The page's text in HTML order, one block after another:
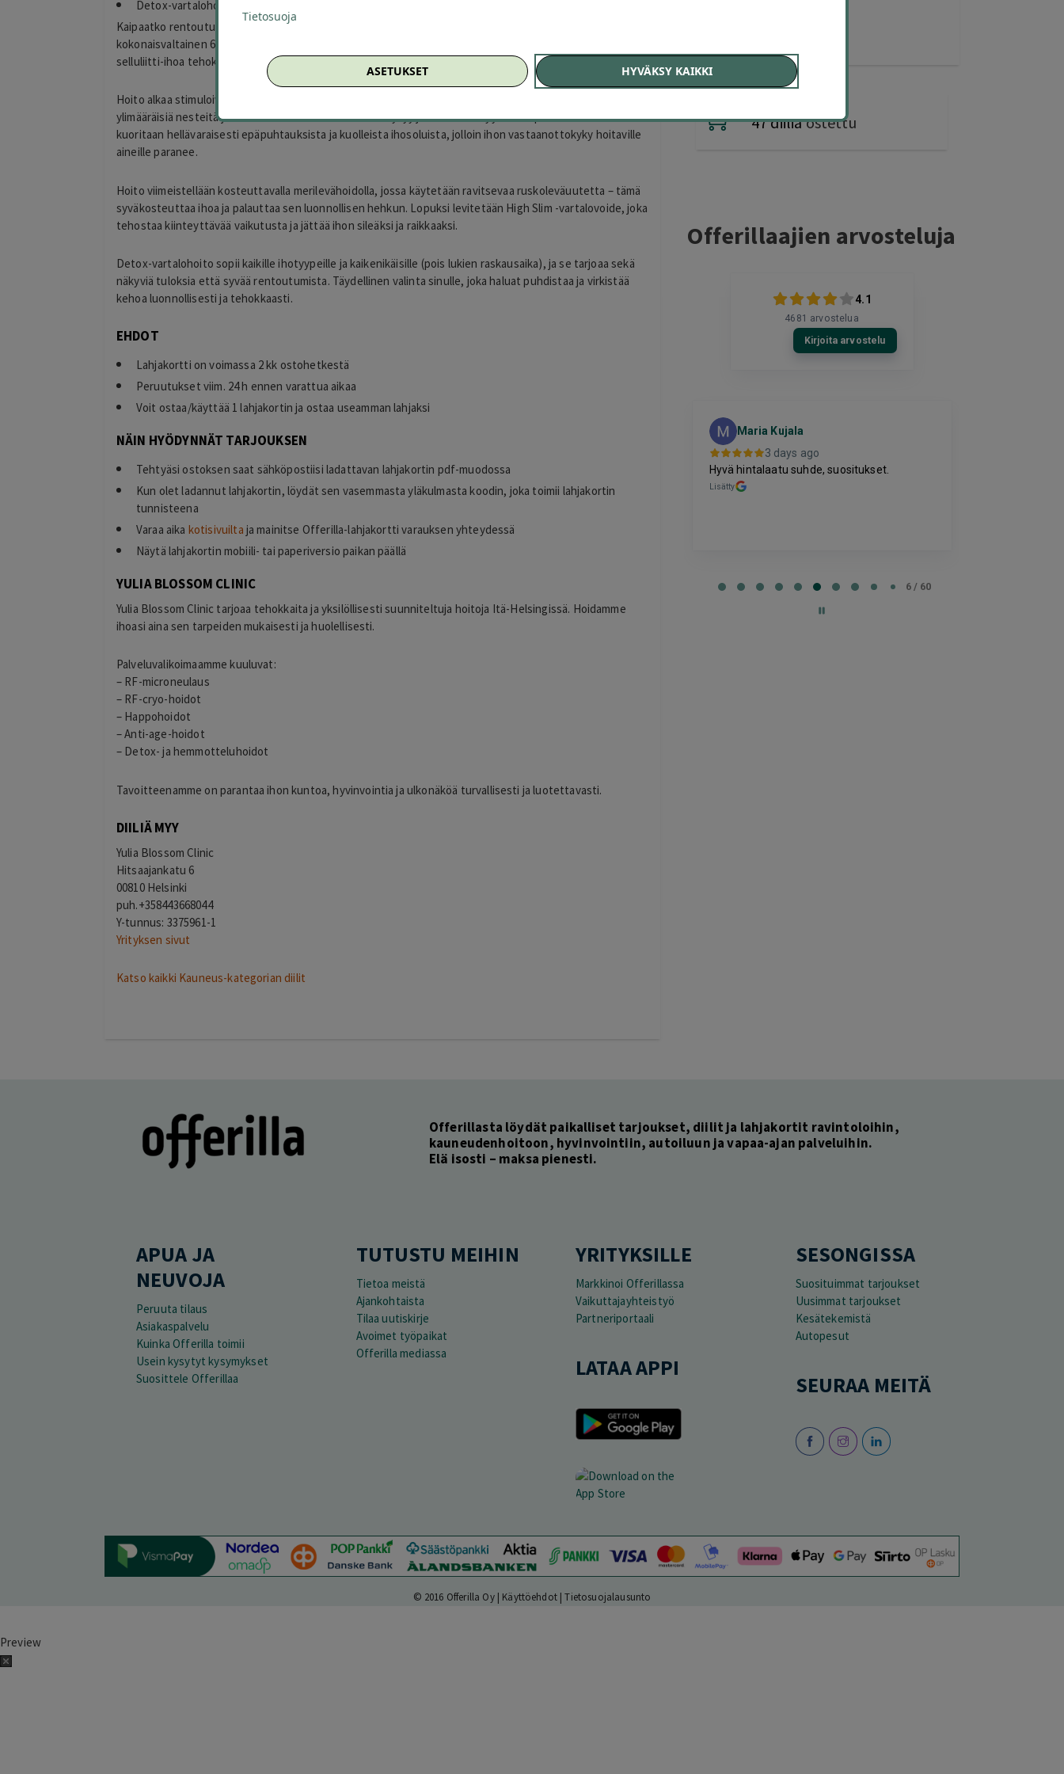
Detox-vartalohoito 49 € (arvo 180 €)
Kaipaatko rentoutumista ja samalla tehokasta kehon puhdistusta? Detox-vartalohoito on
kokonaisvaltainen 65 minuutin hemmotteluhoito, joka kiinteyttää, vilkastuttaa aineenvaihduntaa ja hoitaa
selluliitti-ihoa tehokkaasti.
Hoito alkaa stimuloivalla lymfahieronnalla, joka aktivoi imunestekiertoa ja auttaa kehoa poistamaan
ylimääräisiä nesteitä ja kuona-aineita. Samalla iho kiinteytyy ja keho virkistyy sisältä päin. Seuraavaksi iho
kuoritaan hellävaraisesti epäpuhtauksista ja kuolleista ihosoluista, jolloin ihon vastaanottokyky hoitaville
aineille paranee.
Hoito viimeistellään kosteuttavalla merilevähoidolla, jossa käytetään ravitsevaa ruskoleväuutetta – tämä
syväkosteuttaa ihoa ja palauttaa sen luonnollisen hehkun. Lopuksi levitetään High Slim -vartalovoide, joka
tehostaa kiinteyttävää vaikutusta ja jättää ihon sileäksi ja raikkaaksi.
Detox-vartalohoito sopii kaikille ihotyypeille ja kaikenikäisille (pois lukien raskausaika), ja se tarjoaa sekä
näkyviä tuloksia että syvää rentoutumista. Täydellinen valinta sinulle, joka haluat puhdistaa ja virkistää
kehoa luonnollisesti ja tehokkaasti.
EHDOT
Lahjakortti on voimassa 2 kk ostohetkestä
Peruutukset viim. 24 h ennen varattua aikaa
Voit ostaa/käyttää 1 lahjakortin ja ostaa useamman lahjaksi
NÄIN HYÖDYNNÄT TARJOUKSEN
Tehtyäsi ostoksen saat sähköpostiisi ladattavan lahjakortin pdf-muodossa
Kun olet ladannut lahjakortin, löydät sen vasemmasta yläkulmasta koodin, joka toimii lahjakortin
tunnisteena
Varaa aika kotisivuilta ja mainitse Offerilla-lahjakortti varauksen yhteydessä
Näytä lahjakortin mobiili- tai paperiversio paikan päällä
YULIA BLOSSOM CLINIC
Yulia Blossom Clinic tarjoaa tehokkaita ja yksilöllisesti suunniteltuja hoitoja Itä-Helsingissä. Hoidamme
ihoasi aina sen tarpeiden mukaisesti ja huolellisesti.
Palveluvalikoimaamme kuuluvat:
– RF-microneulaus
– RF-cryo-hoidot
– Happohoidot
– Anti-age-hoidot
– Detox- ja hemmotteluhoidot
Tavoitteenamme on parantaa ihon kuntoa, hyvinvointia ja ulkonäköä turvallisesti ja luotettavasti.
DIILIÄ MYY
Yulia Blossom Clinic
Hitsaajankatu 6
00810 Helsinki
puh.+358443668044
Y-tunnus: 3375961-1
Yrityksen sivut
Katso kaikki Kauneus-kategorian diilit
47 diiliäostettu
Offerillaajien arvosteluja
4.1
4681 arvostelua
Kirjoita arvostelu
T
Espoo
Hinta palvelulle oli hyvä, ja ostaminen oli
selkeää ja vaivatonta
Lisätty
Hyvä kokemus kasvohoidosta sekä
lymfabuutseista.
Maria Kujala
3 days ago
Hyvä hintalaatu suhde, suositukset.
Lisätty
6 / 60
Offerillasta löydät paikalliset tarjoukset, diilit ja lahjakortit ravintoloihin,
kauneudenhoitoon, hyvinvointiin, autoiluun ja vapaa-ajan palveluihin.
Elä isosti – maksa pienesti.
APUA JA
NEUVOJA
Peruuta tilaus
Asiakaspalvelu
Kuinka Offerilla toimii
Usein kysytyt kysymykset
Suosittele Offerillaa
TUTUSTU MEIHIN
Tietoa meistä
Ajankohtaista
Tilaa uutiskirje
Avoimet työpaikat
Offerilla mediassa
YRITYKSILLE
Markkinoi Offerillassa
Vaikuttajayhteistyö
Partneriportaali
LATAA APPI
SESONGISSA
Suosituimmat tarjoukset
Uusimmat tarjoukset
Kesätekemistä
Autopesut
SEURAA MEITÄ
© 2016 Offerilla Oy | Käyttöehdot|Tietosuojalausunto
Preview
Tietosuoja
ASETUKSET HYVÄKSY KAIKKI